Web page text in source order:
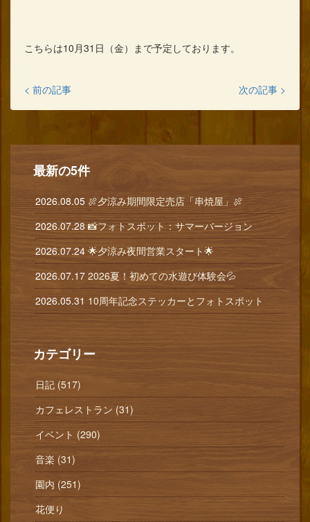
こちらは10月31日（金）まで予定しております。
< 前の記事 次の記事 >
最新の5件
2026.08.05 🍖夕涼み期間限定売店「串焼屋」🍖
2026.07.28 📸フォトスポット：サマーバージョン
2026.07.24 🌟夕涼み夜間営業スタート🌟
2026.07.17 2026夏！初めての水遊び体験会💦
2026.05.31 10周年記念ステッカーとフォトスポット
カテゴリー
日記 (517)
カフェレストラン (31)
イベント (290)
音楽 (31)
園内 (251)
花便り